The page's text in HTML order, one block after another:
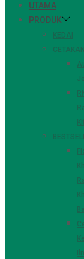
UTAMA
PRODUK
KEDAI
Kit